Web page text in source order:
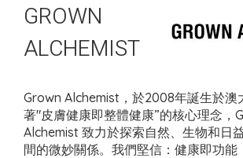
GROWN
ALCHEMIST
Grown Alchemist，於2008年誕生於澳
著"皮膚健康即整體健康”的核心理念，
Alchemist 致力於探索自然、生物和日
間的微妙關係。我們堅信：健康即功能